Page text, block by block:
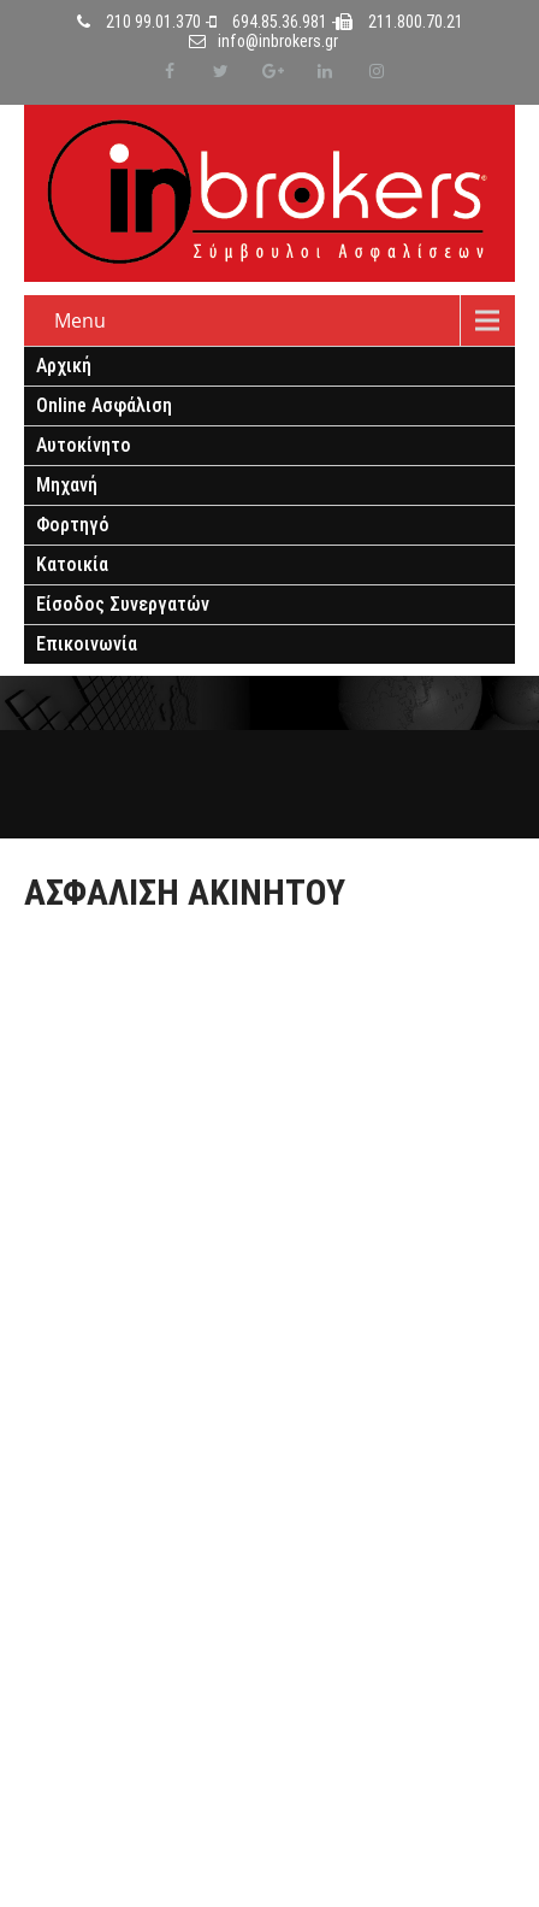
210 99.01.370 - 694.85.36.981 -
211.800.70.21
info@inbrokers.gr
Menu
Αρχική
Online Ασφάλιση
Αυτοκίνητο
Μηχανή
Φορτηγό
Κατοικία
Είσοδος Συνεργατών
Επικοινωνία
ΑΣΦΆΛΙΣΗ ΑΚΙΝΉΤΟΥ